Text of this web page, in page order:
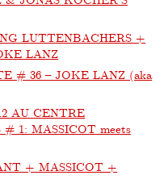
LUTTENBACHERS +
LANZ
# 36 – JOKE LANZ (aka
AU CENTRE
1: MASSICOT meets
+ MASSICOT +